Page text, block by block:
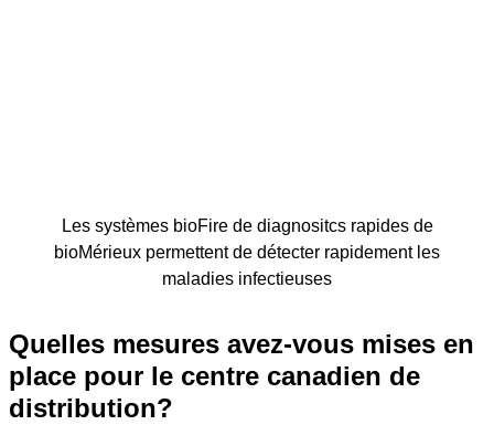
Les systèmes bioFire de diagnositcs rapides de
bioMérieux permettent de détecter rapidement les
maladies infectieuses
Quelles mesures avez-vous mises en
place pour le centre canadien de
distribution?